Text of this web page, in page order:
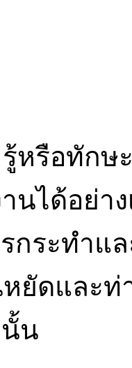
หรือทักษ
นได้อย่า
ระทำแ
ยัดและท่
น